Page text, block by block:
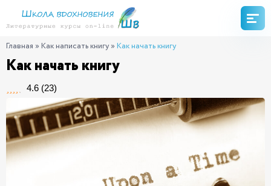
Главная » Как написать книгу » Как начать книгу
Как начать книгу
4.6 (23)